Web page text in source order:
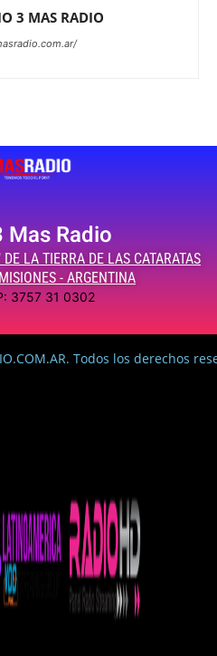
3 MAS RADIO
Mas Radio
LA TIERRA DE LAS CATARATAS
- ARGENTINA
3757 31 0302
Todos los derechos